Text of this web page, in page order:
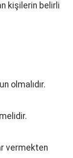
kişilerin belirli
olmalıdır.
vermekten